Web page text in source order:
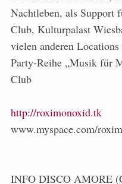
Nachtleben, als Support
Club, Kulturpalast
vielen anderen
Party-Reihe „Musik für
Club
http://roximonoxid.tk
www.myspace.com/
INFO DISCO AMORE